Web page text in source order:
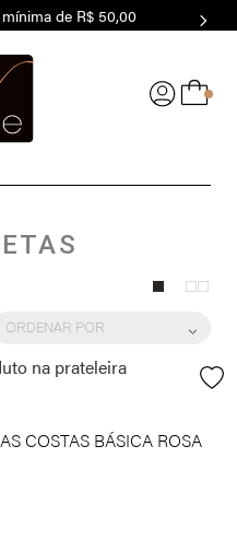
de R$ 50,00
0
ORDENAR POR
COSTAS BÁSICA ROSA